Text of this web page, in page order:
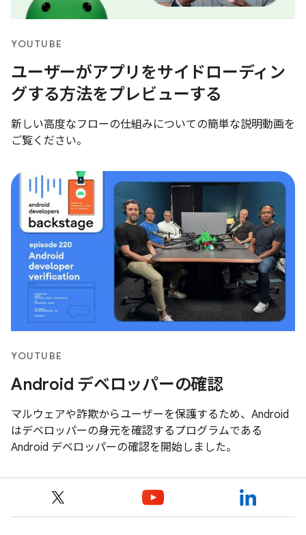
YOUTUBE
ユーザーがアプリをサイドローディン
グする方法をプレビューする
新しい高度なフローの仕組みについての簡単な説明動画を
ご覧ください。
YOUTUBE
Android デベロッパーの確認
マルウェアや詐欺からユーザーを保護するため、Android
はデベロッパーの身元を確認するプログラムである
Android デベロッパーの確認を開始しました。